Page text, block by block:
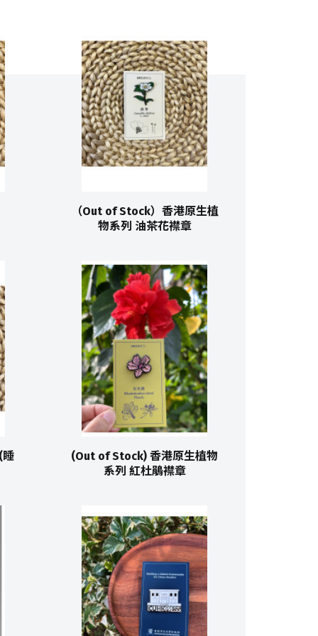
（Out of Stock）香港原生植
物系列 油茶花襟章
睡
(Out of Stock) 香港原生植物
系列 紅杜鵑襟章